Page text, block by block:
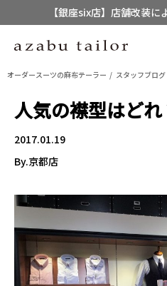
【銀座six店】店舗改装に
【店舗限定】レディ
8/12~8/16 夏季
オーダースーツの麻布テーラー スタッフブログ
人気の襟型はどれ
2017.01.19
By.京都店